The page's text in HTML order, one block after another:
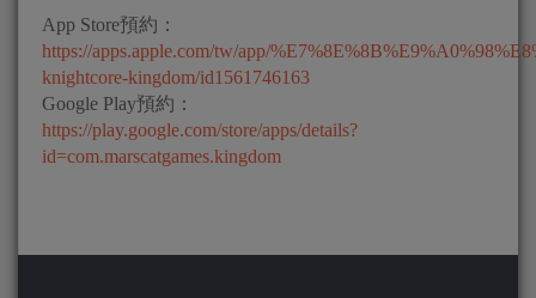
App Store預約：
https://apps.apple.com/tw/app/
knightcore-kingdom/id1561746163
Google Play預約：
https://play.google.com/store/apps/details?
id=com.marscatgames.kingdom